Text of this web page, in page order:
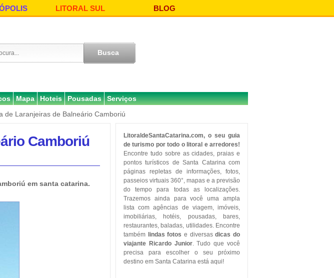
LITORAL SUL BLOG
Mapa Hoteis Pousadas
Serviços
de Laranjeiras de Balneário Camboriú
Camboriú
em santa catarina.
LitoraldeSantaCatarina.com, o seu guia
de turismo por todo o litoral e arredores!
Encontre tudo sobre as cidades, praias e
pontos turísticos de Santa Catarina com
páginas repletas de informações, fotos,
passeios virtuais 360°, mapas e a previsão
do tempo para todas as localizações.
Trazemos ainda para você uma ampla
lista com agências de viagem, imóveis,
imobiliárias, hotéis, pousadas, bares,
restaurantes, baladas, utilidades. Encontre
também
lindas fotos e diversasdicas do
viajante Ricardo Junior. Tudo que você
precisa para escolher o seu próximo
destino em Santa Catarina está aqui!